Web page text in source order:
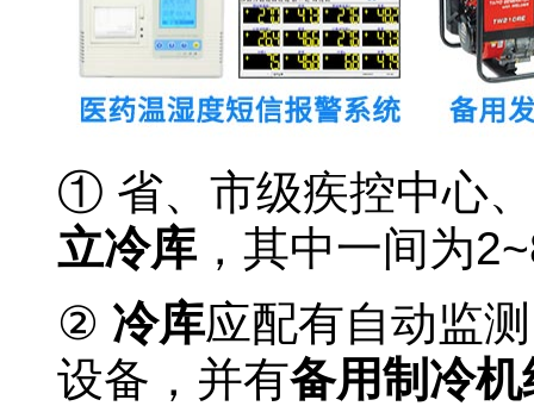
① 省、市级疾控中心、
立冷库 ，其中一间为
② 冷库应配有自动监
设备，并有备用制冷